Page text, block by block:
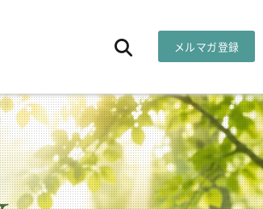
メルマガ登録